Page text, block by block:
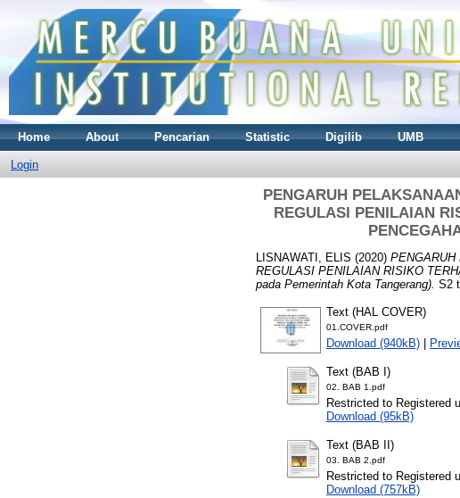
Home About Pencarian Statistic Digilib UMB
Login
PENGARUH
REGULASI PENILAIAN
LISNAWATI, ELIS (2020)
REGULASI PENILAIAN RISIKO
pada Pemerintah Kota Tangerang). S2
Text (HAL COVER)
01.COVER.pdf
Download (940kB)
Text (BAB I)
02. BAB 1.pdf
Restricted to Registered
Download (95kB)
Text (BAB II)
03. BAB 2.pdf
Restricted to Registered
Download (757kB)